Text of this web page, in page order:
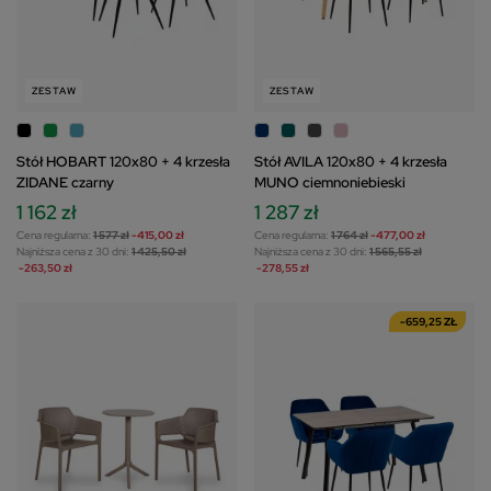
ZESTAW
Stół HOBART 120x80 + 4 krzesła
ZIDANE czarny
1 162 zł
Cena regularna: 1 577 zł-415,00 zł
Najniższa cena z 30 dni: 1 425,50 zł
-263,50 zł
ZESTAW
Stół AVILA 120x80 + 4 krzesła
MUNO ciemnoniebieski
1 287 zł
Cena regularna: 1 764 zł-477,00 zł
Najniższa cena z 30 dni: 1 565,55 zł
-278,55 zł
-659,25 ZŁ